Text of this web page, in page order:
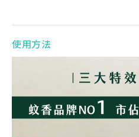
使用方法